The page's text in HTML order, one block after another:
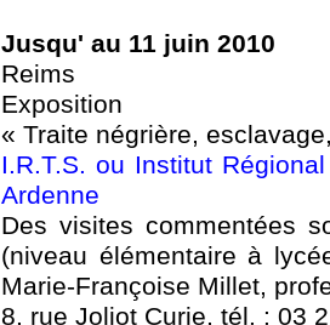
Jusqu' au 11 juin 2010
Reims
Exposition
« Traite négrière,
I.R.T.S. ou Institut
Ardenne
Des visites commentées
(niveau élémentaire à
Marie-Françoise Millet,
8, rue Joliot Curie, tél. : 03